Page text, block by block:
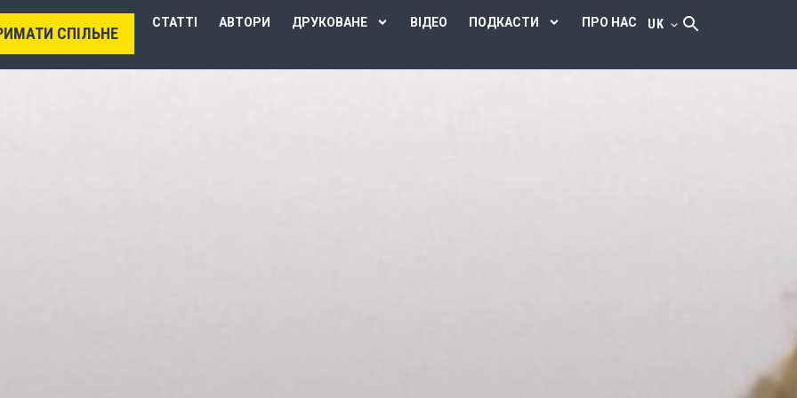
СПІЛЬНЕ
СТАТТІ АВТОРИ ДРУКОВАНЕ ВІДЕО ПОДКАСТИ ПРО НАС UK